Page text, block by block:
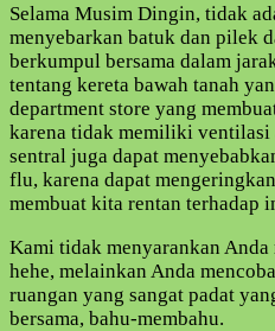
Selama Musim Dingin, tidak
menyebarkan batuk dan pilek
berkumpul bersama dalam
tentang kereta bawah tanah
department store yang
karena tidak memiliki ventilasi
sentral juga dapat
flu, karena dapat
membuat kita rentan terhadap
Kami tidak menyarankan Anda
hehe, melainkan Anda
ruangan yang sangat padat
bersama, bahu-membahu.